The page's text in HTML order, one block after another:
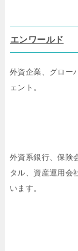
エンワールド
外資企業、グロー
ェント。
外資系銀行、保険
タル、資産運用会
います。